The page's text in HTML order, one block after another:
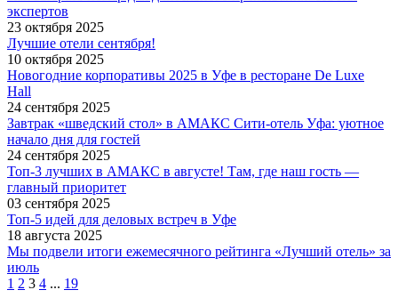
экспертов
23 октября 2025
Лучшие отели сентября!
10 октября 2025
Новогодние корпоративы 2025 в Уфе в ресторане De Luxe
Hall
24 сентября 2025
Завтрак «шведский стол» в АМАКС Сити-отель Уфа: уютное
начало дня для гостей
24 сентября 2025
Топ-3 лучших в АМАКС в августе! Там, где наш гость —
главный приоритет
03 сентября 2025
Топ-5 идей для деловых встреч в Уфе
18 августа 2025
Мы подвели итоги ежемесячного рейтинга «Лучший отель» за
июль
1 2 3 4 ... 19